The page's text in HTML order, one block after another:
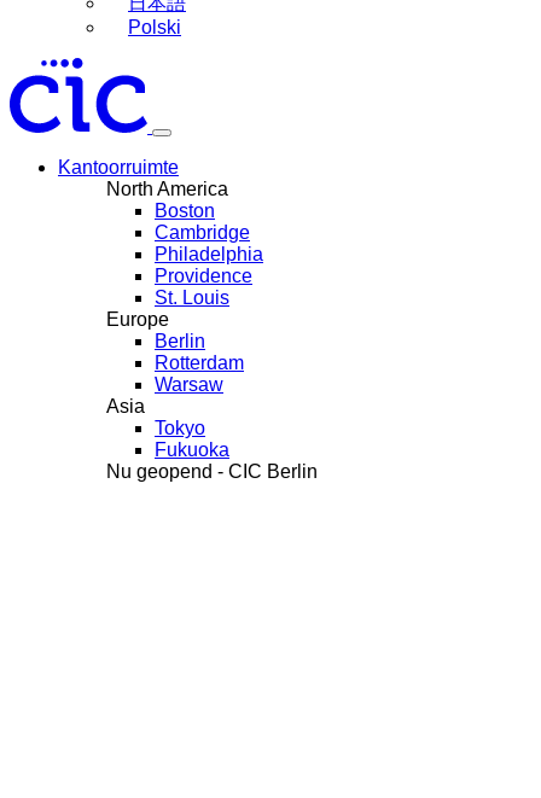
Polski
Kantoorruimte
North America
Boston
Cambridge
Philadelphia
Providence
St. Louis
Europe
Berlin
Rotterdam
Warsaw
Asia
Tokyo
Fukuoka
Nu geopend - CIC Berlin